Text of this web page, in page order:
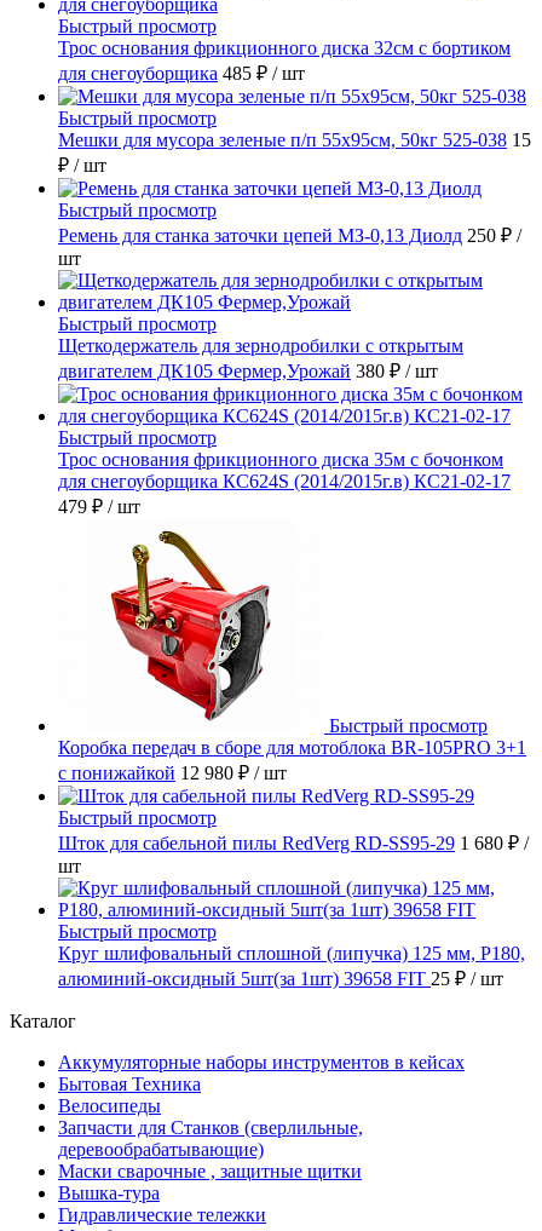
Быстрый просмотр
Трос основания фрикционного диска 32см с бортиком
для снегоуборщика 485 ₽ / шт
Быстрый просмотр
Мешки для мусора зеленые п/п 55х95см, 50кг 525-038 15
₽ / шт
Быстрый просмотр
Ремень для станка заточки цепей МЗ-0,13 Диолд 250 ₽ /
шт
Быстрый просмотр
Щеткодержатель для зернодробилки с открытым
двигателем ДК105 Фермер,Урожай 380 ₽ / шт
Быстрый просмотр
Трос основания фрикционного диска 35м с бочонком
для снегоуборщика КС624S (2014/2015г.в) КС21-02-17
479 ₽ / шт
Быстрый просмотр
Коробка передач в сборе для мотоблока BR-105PRO 3+1
с понижайкой 12 980 ₽ / шт
Быстрый просмотр
Шток для сабельной пилы RedVerg RD-SS95-29 1 680 ₽ /
шт
Быстрый просмотр
Круг шлифовальный сплошной (липучка) 125 мм, Р180,
алюминий-оксидный 5шт(за 1шт) 39658 FIT 25 ₽ / шт
Каталог
Аккумуляторные наборы инструментов в кейсах
Бытовая Техника
Велосипеды
Запчасти для Станков (сверлильные,
деревообрабатывающие)
Маски сварочные , защитные щитки
Вышка-тура
Гидравлические тележки